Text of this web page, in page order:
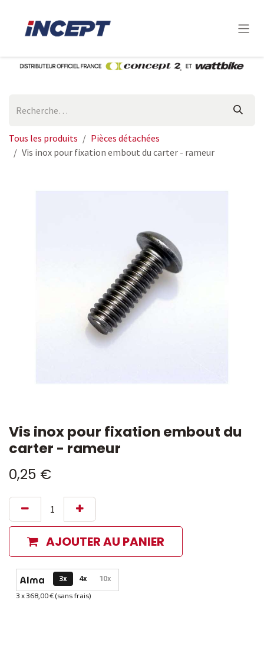
Tous les produits
Pièces détachées
Vis inox pour fixation embout du carter - rameur
Vis inox pour fixation embout du
carter - rameur
0,25 €
AJOUTER AU PANIER
Options de paiement disponibles
3x 4x 10x
Informations sur le plan de paiement sélectionné
3 x 368,00 € (sans frais)